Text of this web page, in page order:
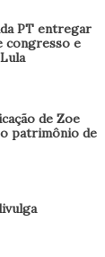
PT entregar
congresso e
de Zoe
patrimônio de